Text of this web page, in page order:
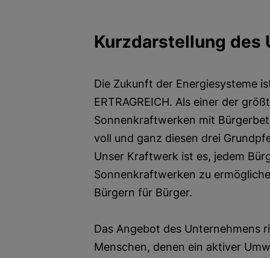
Kurzdarstellung des
Die Zukunft der Energiesysteme
ERTRAGREICH. Als einer der
Sonnenkraftwerken mit
voll und ganz diesen drei
Unser Kraftwerk ist es, jedem
Sonnenkraftwerken zu
Bürgern für Bürger.
Das Angebot des Unternehmens
Menschen, denen ein aktiver